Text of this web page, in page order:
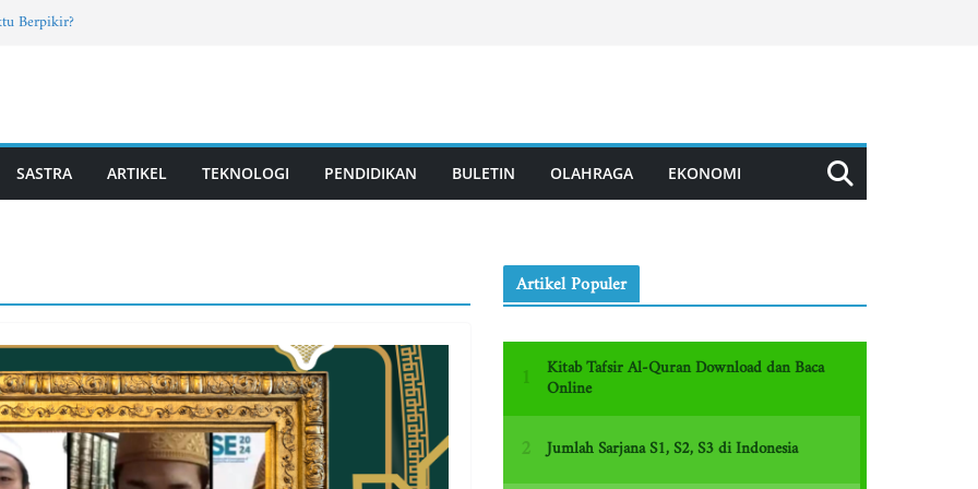
Berpikir?
Vol. 4, Edisi Mei 2026
PUTRI | Vol. 2, Edisi 11, Mei 2026
SASTRA ARTIKEL TEKNOLOGI PENDIDIKAN BULETIN OLAHRAGA EKONOMI
Artikel Populer